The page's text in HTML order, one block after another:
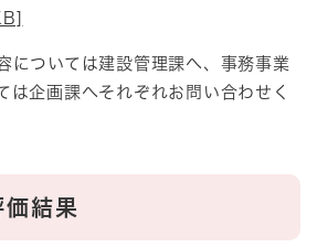
については建設管理課へ、事務事業
は企画課へそれぞれお問い合わせく
結果